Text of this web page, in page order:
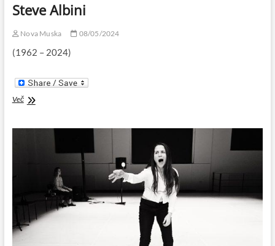
Steve Albini
Nova Muska 08/05/2024
(1962 – 2024)
VečSteve